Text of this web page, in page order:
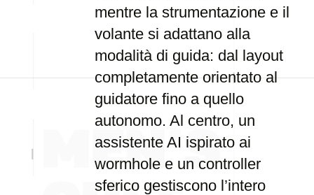
mentre la strumentazione e il
volante si adattano alla
modalità di guida: dal layout
completamente orientato al
guidatore fino a quello
autonomo. Al centro, un
assistente AI ispirato ai
wormhole e un controller
sferico gestiscono l’intero